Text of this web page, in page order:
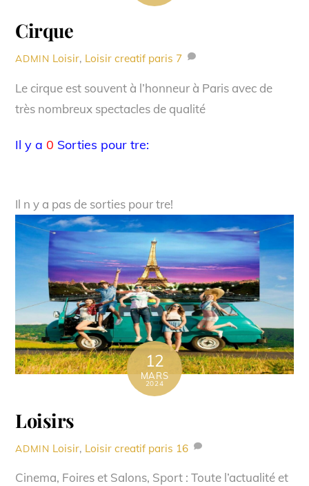
Cirque
ADMIN Loisir, Loisir creatif paris 7
Le cirque est souvent à l’honneur à Paris avec de
très nombreux spectacles de qualité
Il y a 0 Sorties pour tre:
Il n y a pas de sorties pour tre!
12
MARS
2024
Loisirs
ADMIN Loisir, Loisir creatif paris 16
Cinema, Foires et Salons, Sport : Toute l’actualité et